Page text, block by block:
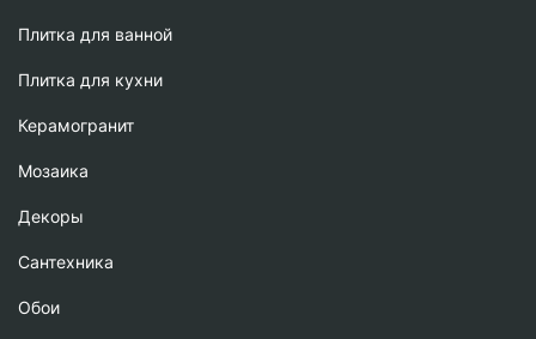
Плитка для ванной
Плитка для кухни
Керамогранит
Мозаика
Декоры
Сантехника
Обои